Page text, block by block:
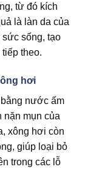
từ đó kích
là làn da của
sống, tạo
theo.
hơi
nước ấm
nặn mụn của
xông hơi còn
giúp loại bỏ
trong các lỗ